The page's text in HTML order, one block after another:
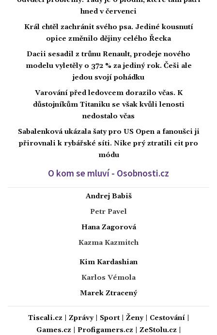
hned v červenci
Král chtěl zachránit svého psa. Jediné kousnutí
opice změnilo dějiny celého Řecka
Dacii sesadil z trůnu Renault, prodeje nového
modelu vyletěly o 372 % za jediný rok. Češi ale
jedou svojí pohádku
Varování před ledovcem dorazilo včas. K
důstojníkům Titaniku se však kvůli lenosti
nedostalo včas
Sabalenková ukázala šaty pro US Open a fanoušci ji
přirovnali k rybářské síti. Nike prý ztratili cit pro
módu
O kom se mluví - Osobnosti.cz
Andrej Babiš
Petr Pavel
Hana Zagorová
Kazma Kazmitch
Kim Kardashian
Karlos Vémola
Marek Ztracený
Tiscali.cz Zprávy| Sport| Ženy| Cestování|
Games.cz
Profigamers.cz ZeStolu.cz